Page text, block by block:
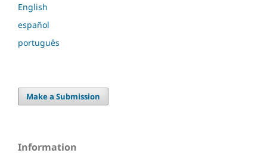
English
español
português
Make a Submission
Information